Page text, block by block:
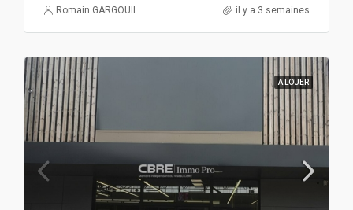
Romain GARGOUIL il y a 3 semaines
A LOUER